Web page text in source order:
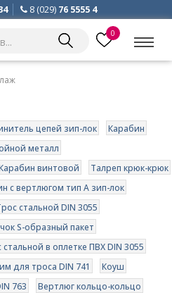
8 (029) 76 5555 4
0
цепей зип-лок
Карабин
металл
винтовой
Талреп крюк-крюк
с вертлюгом тип А зип-лок
стальной DIN 3055
S-образный пакет
стальной в оплетке ПВХ DIN 3055
для троса DIN 741
Коуш
763
Вертлюг кольцо-кольцо